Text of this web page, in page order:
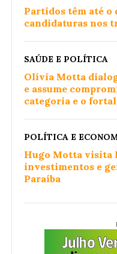
Partidos têm até o
candidaturas nos
SAÚDE E POLÍTICA
Olívia Motta
e assume
categoria e o
POLÍTICA E
Hugo Motta visita
investimentos e
Paraíba